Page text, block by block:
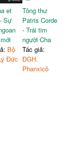
et
Sự
Bộ
Đức
Tông thư
Patris Corde
- Trái tim
người Cha
Tác giả:
ĐGH.
Phanxicô